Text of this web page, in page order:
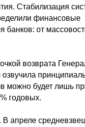
Стабилизация
финансовые
банков: от
возврата
можно будет лишь
годовых.
апреле